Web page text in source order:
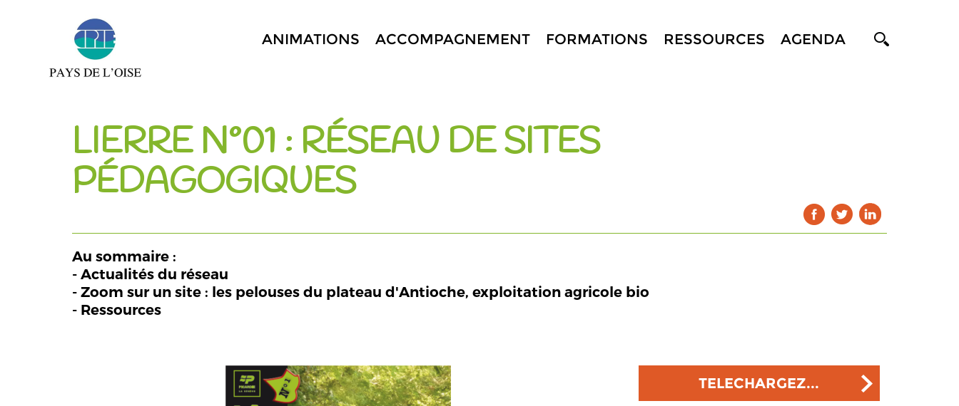
ANIMATIONS ACCOMPAGNEMENT FORMATIONS RESSOURCES AGENDA
LIERRE N°01 : RÉSEAU DE SITES
PÉDAGOGIQUES
Au sommaire :
- Actualités du réseau
- Zoom sur un site : les pelouses du plateau d'Antioche, exploitation agricole bio
- Ressources
TELECHARGEZ...